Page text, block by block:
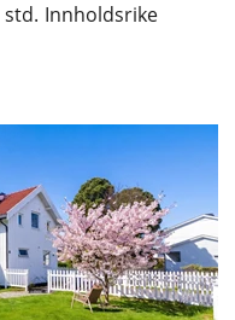
Innholdsrike